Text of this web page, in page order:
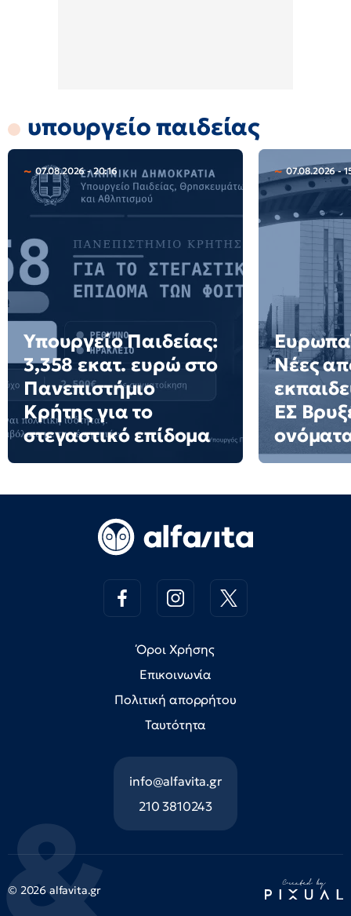
υπουργείο παιδείας
07.08.2026 - 20:16
Υπουργείο Παιδείας:
3,358 εκατ. ευρώ στο
Πανεπιστήμιο
Κρήτης για το
στεγαστικό επίδομα
07.08.2026 -
Νέες
ΕΣ
Όροι Χρήσης
Επικοινωνία
Πολιτική απορρήτου
Ταυτότητα
info@alfavita.gr
210 3810243
© 2026 alfavita.gr